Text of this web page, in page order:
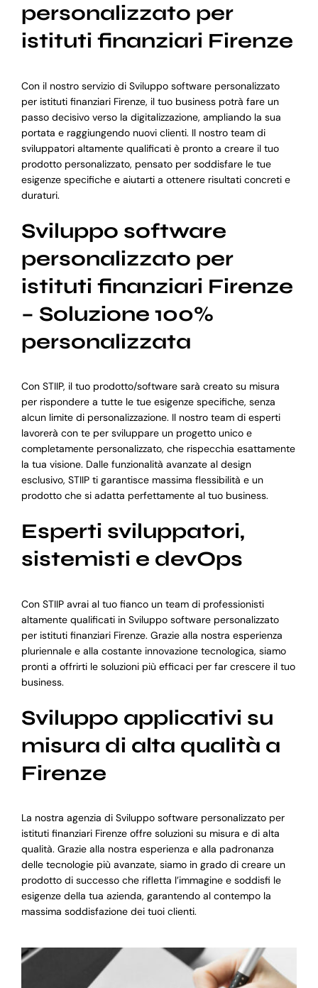
personalizzato per
istituti finanziari Firenze
Con il nostro servizio di Sviluppo software personalizzato
per istituti finanziari Firenze, il tuo business potrà fare un
passo decisivo verso la digitalizzazione, ampliando la sua
portata e raggiungendo nuovi clienti. Il nostro team di
sviluppatori altamente qualificati è pronto a creare il tuo
prodotto personalizzato, pensato per soddisfare le tue
esigenze specifiche e aiutarti a ottenere risultati concreti e
duraturi.
Sviluppo software
personalizzato per
istituti finanziari Firenze
– Soluzione 100%
personalizzata
Con STIIP, il tuo prodotto/software sarà creato su misura
per rispondere a tutte le tue esigenze specifiche, senza
alcun limite di personalizzazione. Il nostro team di esperti
lavorerà con te per sviluppare un progetto unico e
completamente personalizzato, che rispecchia esattamente
la tua visione. Dalle funzionalità avanzate al design
esclusivo, STIIP ti garantisce massima flessibilità e un
prodotto che si adatta perfettamente al tuo business.
Esperti sviluppatori,
sistemisti e devOps
Con STIIP avrai al tuo fianco un team di professionisti
altamente qualificati in Sviluppo software personalizzato
per istituti finanziari Firenze. Grazie alla nostra esperienza
pluriennale e alla costante innovazione tecnologica, siamo
pronti a offrirti le soluzioni più efficaci per far crescere il tuo
business.
Sviluppo applicativi su
misura di alta qualità a
Firenze
La nostra agenzia di Sviluppo software personalizzato per
istituti finanziari Firenze offre soluzioni su misura e di alta
qualità. Grazie alla nostra esperienza e alla padronanza
delle tecnologie più avanzate, siamo in grado di creare un
prodotto di successo che rifletta l’immagine e soddisfi le
esigenze della tua azienda, garantendo al contempo la
massima soddisfazione dei tuoi clienti.